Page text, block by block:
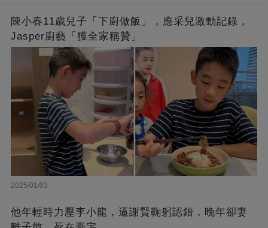
陳小春11歲兒子「下廚做飯」，應采兒激動記錄，
Jasper廚藝「獲全家稱贊」
2025/01/03
他年輕時力壓李小龍，逼謝賢鞠躬認錯，晚年卻妻